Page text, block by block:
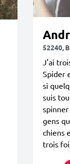
52240,
J'ai
Spider
si
suis
spinner
gens
chiens
trois